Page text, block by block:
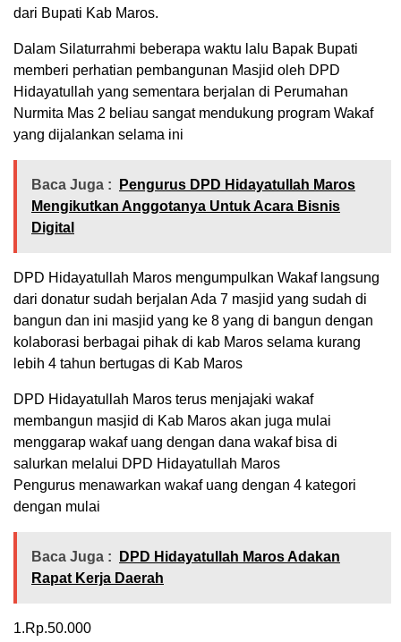
dari Bupati Kab Maros.
Dalam Silaturrahmi beberapa waktu lalu Bapak Bupati
memberi perhatian pembangunan Masjid oleh DPD
Hidayatullah yang sementara berjalan di Perumahan
Nurmita Mas 2 beliau sangat mendukung program Wakaf
yang dijalankan selama ini
Baca Juga :
Pengurus DPD Hidayatullah Maros
Mengikutkan Anggotanya Untuk Acara Bisnis
Digital
DPD Hidayatullah Maros mengumpulkan Wakaf langsung
dari donatur sudah berjalan Ada 7 masjid yang sudah di
bangun dan ini masjid yang ke 8 yang di bangun dengan
kolaborasi berbagai pihak di kab Maros selama kurang
lebih 4 tahun bertugas di Kab Maros
DPD Hidayatullah Maros terus menjajaki wakaf
membangun masjid di Kab Maros akan juga mulai
menggarap wakaf uang dengan dana wakaf bisa di
salurkan melalui DPD Hidayatullah Maros
Pengurus menawarkan wakaf uang dengan 4 kategori
dengan mulai
Baca Juga :
DPD Hidayatullah Maros Adakan
Rapat Kerja Daerah
1.Rp.50.000